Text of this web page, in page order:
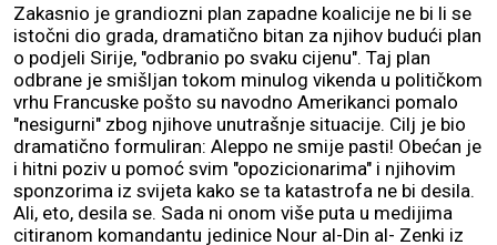
Zakasnio je grandiozni plan zapadne koalicije ne bi li se
istočni dio grada, dramatično bitan za njihov budući plan
o podjeli Sirije, "odbranio po svaku cijenu". Taj plan
odbrane je smišljan tokom minulog vikenda u političkom
vrhu Francuske pošto su navodno Amerikanci pomalo
"nesigurni" zbog njihove unutrašnje situacije. Cilj je bio
dramatično formuliran: Aleppo ne smije pasti! Obećan je
i hitni poziv u pomoć svim "opozicionarima" i njihovim
sponzorima iz svijeta kako se ta katastrofa ne bi desila.
Ali, eto, desila se. Sada ni onom više puta u medijima
citiranom komandantu jedinice Nour al-Din al- Zenki iz